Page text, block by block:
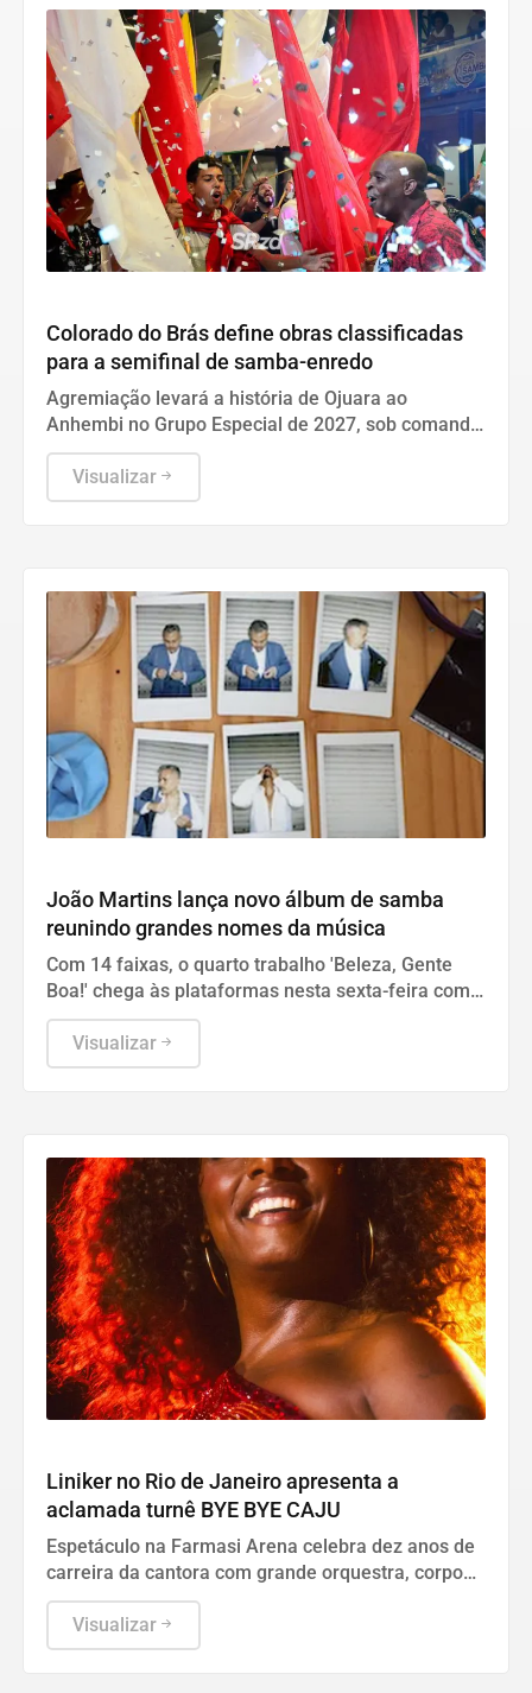
Colorado do Brás define obras classificadas
para a semifinal de samba-enredo
Agremiação levará a história de Ojuara ao
Anhembi no Grupo Especial de 2027, sob comando
do carnavalesco David Eslavick.
Visualizar
João Martins lança novo álbum de samba
reunindo grandes nomes da música
Com 14 faixas, o quarto trabalho 'Beleza, Gente
Boa!' chega às plataformas nesta sexta-feira com
arranjos de Wanderson Martins e participações de
peso.
Visualizar
Liniker no Rio de Janeiro apresenta a
aclamada turnê BYE BYE CAJU
Espetáculo na Farmasi Arena celebra dez anos de
carreira da cantora com grande orquestra, corpo
de baile e sucessos de seu álbum mais recente.
Visualizar